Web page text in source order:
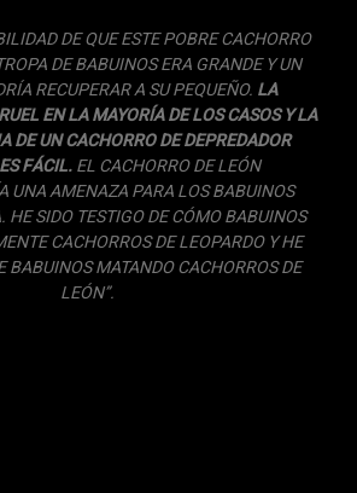
DE QUE ESTE POBRE CACHORRO
DE BABUINOS ERA GRANDE Y UN
RECUPERAR A SU PEQUEÑO. LA
EN LA MAYORÍA DE LOS CASOS Y LA
DE UN CACHORRO DE DEPREDADOR
FÁCIL.EL CACHORRO DE LEÓN
UNA AMENAZA PARA LOS BABUINOS
HE SIDO TESTIGO DE CÓMO BABUINOS
CACHORROS DE LEOPARDO Y HE
BABUINOS MATANDO CACHORROS DE
LEÓN”.